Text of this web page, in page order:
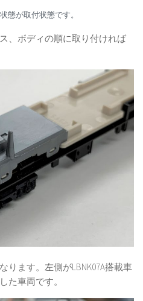
態が取付状態です。
、ボディの順に取り付ければ
ります。左側がLBNK07A搭載車
た車両です。